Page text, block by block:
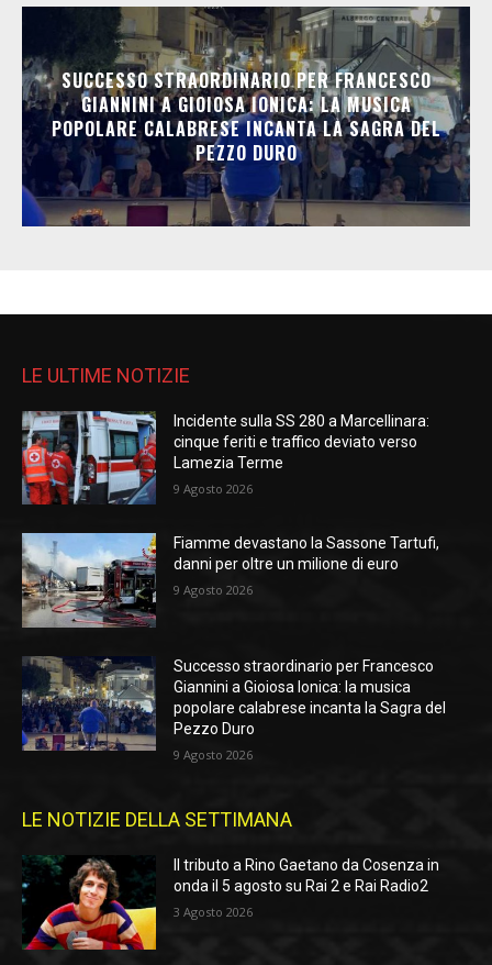
SUCCESSO STRAORDINARIO PER FRANCESCO
GIANNINI A GIOIOSA IONICA: LA MUSICA
POPOLARE CALABRESE INCANTA LA SAGRA DEL
PEZZO DURO
LE ULTIME NOTIZIE
Incidente sulla SS 280 a Marcellinara:
cinque feriti e traffico deviato verso
Lamezia Terme
9 Agosto 2026
Fiamme devastano la Sassone Tartufi,
danni per oltre un milione di euro
9 Agosto 2026
Successo straordinario per Francesco
Giannini a Gioiosa Ionica: la musica
popolare calabrese incanta la Sagra del
Pezzo Duro
9 Agosto 2026
LE NOTIZIE DELLA SETTIMANA
Il tributo a Rino Gaetano da Cosenza in
onda il 5 agosto su Rai 2 e Rai Radio2
3 Agosto 2026